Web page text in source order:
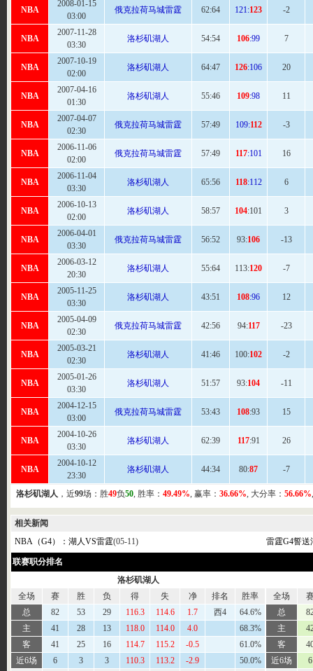
NBA
2008-01-15
03:00
俄克拉荷马城雷霆 62:64 121:123 -2
NBA
2007-11-28
03:30
洛杉矶湖人 54:54 106:99 7
NBA
2007-10-19
02:00
洛杉矶湖人 64:47 126:106 20
NBA
2007-04-16
01:30
洛杉矶湖人 55:46 109:98 11
NBA
2007-04-07
02:30
俄克拉荷马城雷霆 57:49 109:112 -3
NBA
2006-11-06
02:00
俄克拉荷马城雷霆 57:49 117:101 16
NBA
2006-11-04
03:30
洛杉矶湖人 65:56 118:112 6
NBA
2006-10-13
02:00
洛杉矶湖人 58:57 104:101 3
NBA
2006-04-01
03:30
俄克拉荷马城雷霆 56:52 93:106 -13
NBA
2006-03-12
20:30
洛杉矶湖人 55:64 113:120 -7
NBA
2005-11-25
03:30
洛杉矶湖人 43:51 108:96 12
NBA
2005-04-09
02:30
俄克拉荷马城雷霆 42:56 94:117 -23
NBA
2005-03-21
02:30
洛杉矶湖人 41:46 100:102 -2
NBA
2005-01-26
03:30
洛杉矶湖人 51:57 93:104 -11
NBA
2004-12-15
03:00
俄克拉荷马城雷霆 53:43 108:93 15
NBA
2004-10-26
03:30
洛杉矶湖人 62:39 117:91 26
NBA
2004-10-12
23:30
洛杉矶湖人 44:34 80:87 -7
洛杉矶湖人 ，近99场：胜49负50, 胜率： 49.49%, 赢率： 36.66%, 大分率： 56.66%
相关新闻
NBA（G4）：湖人VS雷霆(05-11) 雷霆G4誓送
联赛职分排名
洛杉矶湖人
全场
赛 胜 负 得 失 净 排名
胜率
总
82 53 29 116.3 114.6 1.7 西4
64.6%
主
41 28 13 118.0 114.0 4.0
68.3%
客
41 25 16 114.7 115.2 -0.5
61.0%
近6场
6 3 3 110.3 113.2 -2.9
50.0%
全场
总
主
客
近6场
6